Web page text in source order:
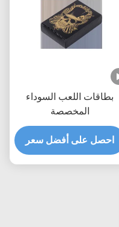
بطاقات اللعب السوداء
المخصصة
احصل على أفضل سعر